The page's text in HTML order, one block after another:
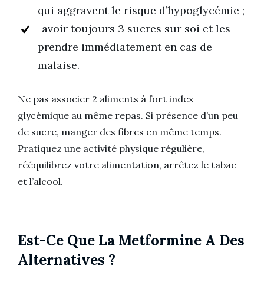
qui aggravent le risque d’hypoglycémie ;
avoir toujours 3 sucres sur soi et les
prendre immédiatement en cas de
malaise.
Ne pas associer 2 aliments à fort index
glycémique au même repas. Si présence d’un peu
de sucre, manger des fibres en même temps.
Pratiquez une activité physique régulière,
rééquilibrez votre alimentation, arrêtez le tabac
et l’alcool.
Est-Ce Que La Metformine A Des
Alternatives ?